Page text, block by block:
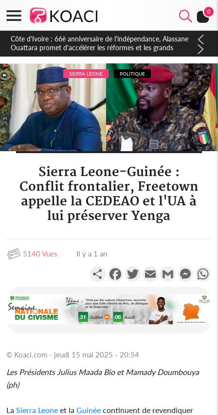
0
Côte d'Ivoire : À Abidjan, Amadou Oury Bah admire le modèle
ivoirien et veut s'en inspirer pour accélérer le développement
de la Guinée
SIERRA LEONE POLITIQUE
Sierra Leone-Guinée :
Conflit frontalier, Freetown
appelle la CEDEAO et l'UA à
lui préserver Yenga
5140 Vues Il y a 1 an
PartagerFacebookTwitterEmail Gmail
© Koaci.com - jeudi 15 mai 2025 - 20:54
Les Présidents Julius Maada Bio et Mamady Doumbouya
(ph)
LaSierra Leone et la Guinée continuent de revendiquer